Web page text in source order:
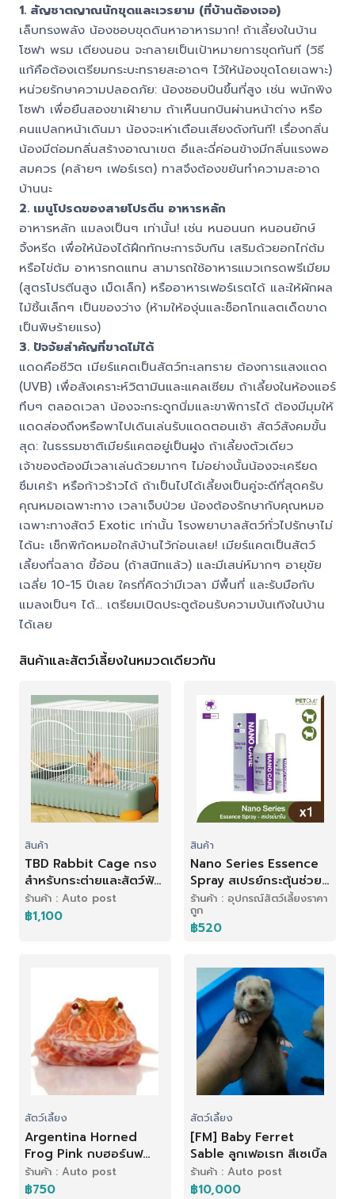
1. สัญชาตญาณนักขุดและเวรยาม (ที่บ้านต้องเจอ)
เล็บทรงพลัง น้องชอบขุดดินหาอาหารมาก! ถ้าเลี้ยงในบ้าน
โซฟา พรม เตียงนอน จะกลายเป็นเป้าหมายการขุดทันที (วิธี
แก้คือต้องเตรียมกระบะทรายสะอาดๆ ไว้ให้น้องขุดโดยเฉพาะ)
หน่วยรักษาความปลอดภัย: น้องชอบปีนขึ้นที่สูง เช่น พนักพิง
โซฟา เพื่อยืนสองขาเฝ้ายาม ถ้าเห็นนกบินผ่านหน้าต่าง หรือ
คนแปลกหน้าเดินมา น้องจะเห่าเตือนเสียงดังทันที! เรื่องกลิ่น
น้องมีต่อมกลิ่นสร้างอาณาเขต อึและฉี่ค่อนข้างมีกลิ่นแรงพอ
สมควร (คล้ายๆ เฟอร์เรต) ทาสจึงต้องขยันทำความสะอาด
บ้านนะ
2. เมนูโปรดของสายโปรตีน อาหารหลัก
อาหารหลัก แมลงเป็นๆ เท่านั้น! เช่น หนอนนก หนอนยักษ์
จิ้งหรีด เพื่อให้น้องได้ฝึกทักษะการจับกิน เสริมด้วยอกไก่ต้ม
หรือไข่ต้ม อาหารทดแทน สามารถใช้อาหารแมวเกรดพรีเมียม
(สูตรโปรตีนสูง เม็ดเล็ก) หรืออาหารเฟอร์เรตได้ และให้ผักผล
ไม้ชิ้นเล็กๆ เป็นของว่าง (ห้ามให้องุ่นและช็อกโกแลตเด็ดขาด
เป็นพิษร้ายแรง)
3. ปัจจัยสำคัญที่ขาดไม่ได้
แดดคือชีวิต เมียร์แคตเป็นสัตว์ทะเลทราย ต้องการแสงแดด
(UVB) เพื่อสังเคราะห์วิตามินและแคลเซียม ถ้าเลี้ยงในห้องแอร์
ทึบๆ ตลอดเวลา น้องจะกระดูกนิ่มและขาพิการได้ ต้องมีมุมให้
แดดส่องถึงหรือพาไปเดินเล่นรับแดดตอนเช้า สัตว์สังคมขั้น
สุด: ในธรรมชาติเมียร์แคตอยู่เป็นฝูง ถ้าเลี้ยงตัวเดียว
เจ้าของต้องมีเวลาเล่นด้วยมากๆ ไม่อย่างนั้นน้องจะเครียด
ซึมเศร้า หรือก้าวร้าวได้ ถ้าเป็นไปได้เลี้ยงเป็นคู่จะดีที่สุดครับ
คุณหมอเฉพาะทาง เวลาเจ็บป่วย น้องต้องรักษากับคุณหมอ
เฉพาะทางสัตว์ Exotic เท่านั้น โรงพยาบาลสัตว์ทั่วไปรักษาไม่
ได้นะ เช็กพิกัดหมอใกล้บ้านไว้ก่อนเลย! เมียร์แคตเป็นสัตว์
เลี้ยงที่ฉลาด ขี้อ้อน (ถ้าสนิทแล้ว) และมีเสน่ห์มากๆ อายุขัย
เฉลี่ย 10-15 ปีเลย ใครที่คิดว่ามีเวลา มีพื้นที่ และรับมือกับ
แมลงเป็นๆ ได้... เตรียมเปิดประตูต้อนรับความบันเทิงในบ้าน
ได้เลย
สินค้าและสัตว์เลี้ยงในหมวดเดียวกัน
สินค้า
TBD Rabbit Cage กรง
สำหรับกระต่ายและสัตว์ฟัน
แทะ
ร้านค้า : Auto post
฿1,100
สินค้า
Nano Series Essence
Spray สเปรย์กระตุ้นช่วย
ให้แผลหายเร็ว (50 ml.)
ร้านค้า : อุปกรณ์สัตว์เลี้ยงราคา
ถูก
฿520
สัตว์เลี้ยง
Argentina Horned
Frog Pink กบฮอร์นฟ
รอก สีชมพู
ร้านค้า : Auto post
฿750
สัตว์เลี้ยง
[FM] Baby Ferret
Sable ลูกเฟอเรท สีเซเบิ้ล
ร้านค้า : Auto post
฿10,000